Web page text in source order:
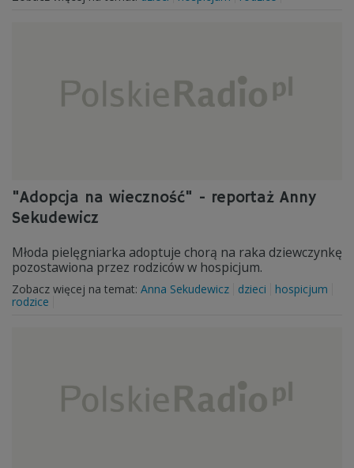
"Adopcja na wieczność" - reportaż Anny
Sekudewicz
Młoda pielęgniarka adoptuje chorą na raka dziewczynkę
pozostawiona przez rodziców w hospicjum.
Zobacz więcej na temat: Anna Sekudewicz dzieci
hospicjum
rodzice